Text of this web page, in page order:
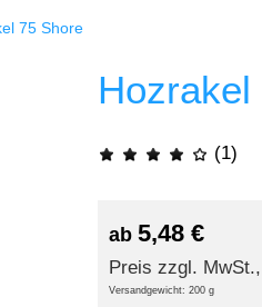
75 Shore
Hozrakel
(1)
ab 5,48 €
Preis zzgl.
Versandgewicht: 200 g